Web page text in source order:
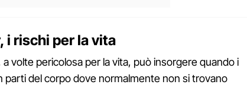
i rischi per la vita
a volte pericolosa per la vita, può insorgere quando i
parti del corpo dove normalmente non si trovano